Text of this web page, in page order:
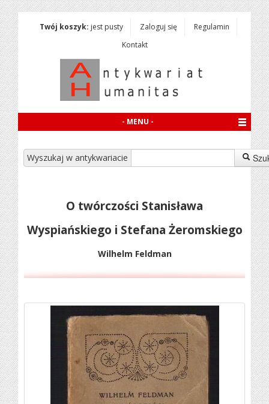
Twój koszyk: jest pusty Zaloguj się
Regulamin
Kontakt
- MENU -
Wyszukaj w antykwariacie
O twórczości Stanisława
Wyspiańskiego i Stefana Żeromskiego
Wilhelm Feldman